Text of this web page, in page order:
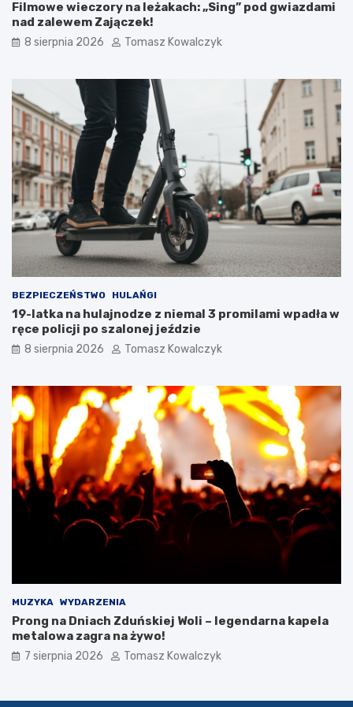
o
w
e
t
u
r
y
s
t
ó
w
!
u
k
t
n
a
d
z
b
i
o
r
n
i
m
i
d
o
0
6
r
o
k
u
Filmowe wieczory na leżakach: „Sing” pod gwiazdami
nad zalewem Zajączek!
8 sierpnia 2026 Tomasz Kowalczyk
BEZPIECZEŃSTWO HULAŃGI
19-latka na hulajnodze z niemal 3 promilami wpadła w
ręce policji po szalonej jeździe
8 sierpnia 2026 Tomasz Kowalczyk
MUZYKA WYDARZENIA
Prong na Dniach Zduńskiej Woli – legendarna kapela
metalowa zagra na żywo!
7 sierpnia 2026 Tomasz Kowalczyk